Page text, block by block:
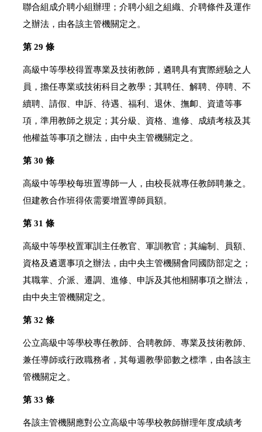
聯合組成介聘小組辦理；介聘小組之組織、介聘條件及運作
之辦法，由各該主管機關定之。
第 29 條
高級中等學校得置專業及技術教師，遴聘具有實際經驗之人
員，擔任專業或技術科目之教學；其聘任、解聘、停聘、不
續聘、請假、申訴、待遇、福利、退休、撫卹、資遣等事
項，準用教師之規定；其分級、資格、進修、成績考核及其
他權益等事項之辦法，由中央主管機關定之。
第 30 條
高級中等學校每班置導師一人，由校長就專任教師聘兼之。
但建教合作班得依需要增置導師員額。
第 31 條
高級中等學校置軍訓主任教官、軍訓教官；其編制、員額、
資格及遴選事項之辦法，由中央主管機關會同國防部定之；
其職掌、介派、遷調、進修、申訴及其他相關事項之辦法，
由中央主管機關定之。
第 32 條
公立高級中等學校專任教師、合聘教師、專業及技術教師、
兼任導師或行政職務者，其每週教學節數之標準，由各該主
管機關定之。
第 33 條
各該主管機關應對公立高級中等學校教師辦理年度成績考